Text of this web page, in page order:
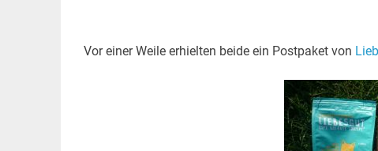
Vor einer Weile erhielten beide ein Postpaket von